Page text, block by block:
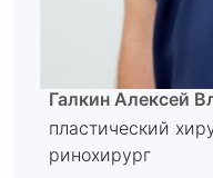
Галкин Алексей
пластический
ринохирург